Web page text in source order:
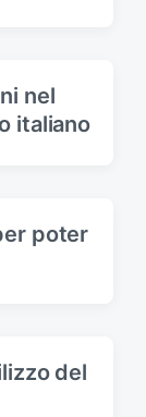
nel
italiano
poter
del